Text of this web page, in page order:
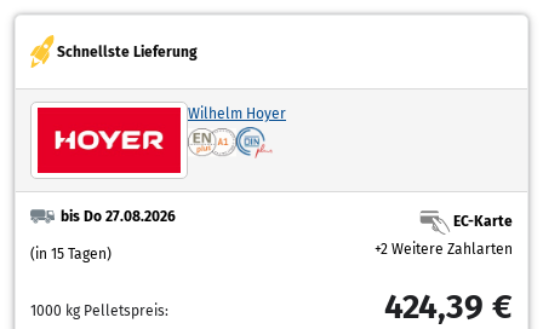
Schnellste Lieferung
Wilhelm Hoyer
bis Do 27.08.2026
(in 15 Tagen)
EC-Karte
+2 Weitere Zahlarten
1000 kg Pelletspreis: 424,39 €